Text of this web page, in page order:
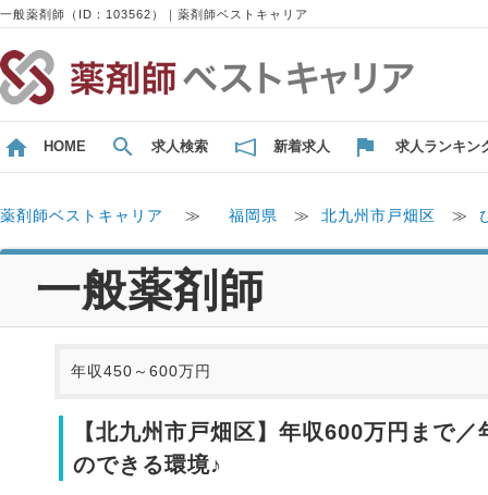
一般薬剤師（ID：103562）｜薬剤師ベストキャリア
HOME 求人検索 新着求人 求人ランキン
薬剤師ベストキャリア ≫ 福岡県 ≫ 北九州市戸畑区 ≫
一般薬剤師
年収450～600万円
【北九州市戸畑区】年収600万円まで
のできる環境♪